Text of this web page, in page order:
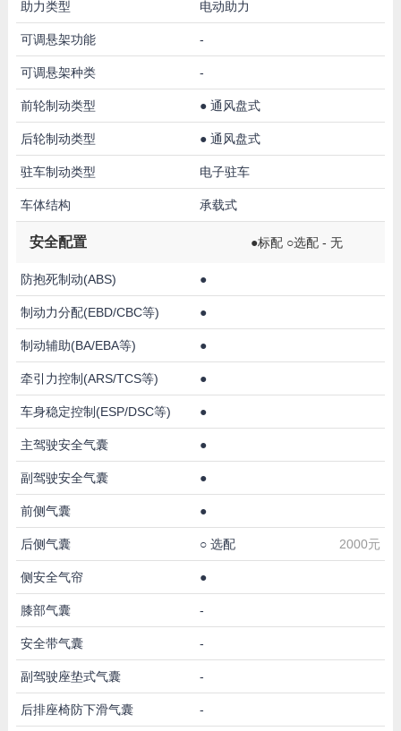
助力类型 电动助力
可调悬架功能 -
可调悬架种类 -
前轮制动类型 ● 通风盘式
后轮制动类型 ● 通风盘式
驻车制动类型 电子驻车
车体结构 承载式
安全配置 ●标配 ○选配 - 无
防抱死制动(ABS) ●
制动力分配(EBD/CBC等) ●
制动辅助(BA/EBA等) ●
牵引力控制(ARS/TCS等) ●
车身稳定控制(ESP/DSC等) ●
主驾驶安全气囊 ●
副驾驶安全气囊 ●
前侧气囊 ●
后侧气囊 ○ 选配 2000元
侧安全气帘 ●
膝部气囊 -
安全带气囊 -
副驾驶座垫式气囊 -
后排座椅防下滑气囊 -